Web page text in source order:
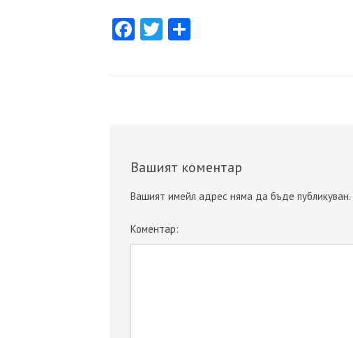
Facebook
Twitter
Вашият коментар
Вашият имейл адрес няма да бъде публикуван.
Коментар: